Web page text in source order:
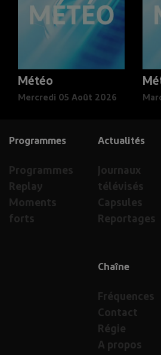
Météo
Mercredi 05 Août 2026
Actualités
Journaux
télévisés
Capsules
Reportages
Programmes
Programmes
Replay
Moments
forts
Chaîne
Fréquences
Contact
Régie
A propos